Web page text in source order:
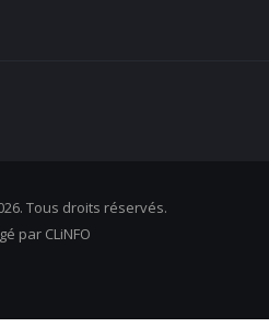
Tous droits réservés.
par CLiNFO